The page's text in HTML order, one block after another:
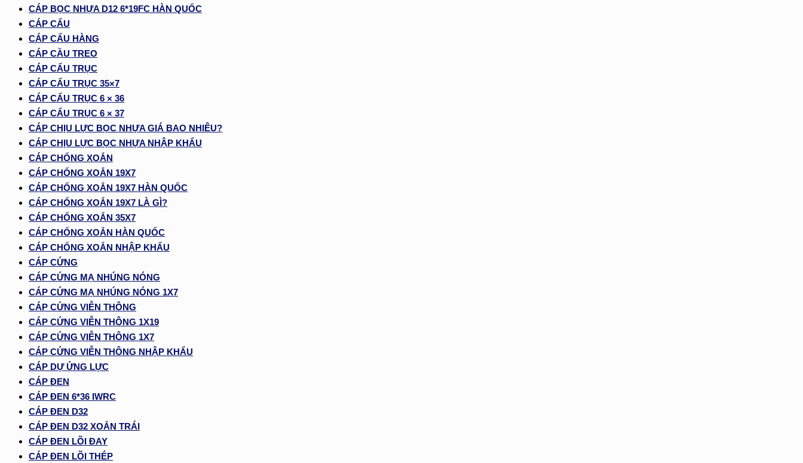
CÁP BỌC NHỰA D12 6*19FC HÀN QUỐC
CÁP CẨU
CÁP CẨU HÀNG
CÁP CẦU TREO
CÁP CẨU TRỤC
CÁP CẨU TRỤC 35×7
CÁP CẨU TRỤC 6 × 36
CÁP CẨU TRỤC 6 × 37
CÁP CHỊU LỰC BỌC NHỰA GIÁ BAO NHIÊU?
CÁP CHỊU LỰC BỌC NHỰA NHẬP KHẨU
CÁP CHỐNG XOẮN
CÁP CHỐNG XOẮN 19X7
CÁP CHỐNG XOẮN 19X7 HÀN QUỐC
CÁP CHỐNG XOẮN 19X7 LÀ GÌ?
CÁP CHỐNG XOẮN 35X7
CÁP CHỐNG XOẮN HÀN QUỐC
CÁP CHỐNG XOẮN NHẬP KHẨU
CÁP CỨNG
CÁP CỨNG MẠ NHÚNG NÓNG
CÁP CỨNG MẠ NHÚNG NÓNG 1X7
CÁP CỨNG VIỄN THÔNG
CÁP CỨNG VIỄN THÔNG 1X19
CÁP CỨNG VIỄN THÔNG 1X7
CÁP CỨNG VIỄN THÔNG NHẬP KHẨU
CÁP DỰ ỨNG LỰC
CÁP ĐEN
CÁP ĐEN 6*36 IWRC
CÁP ĐEN D32
CÁP ĐEN D32 XOẮN TRÁI
CÁP ĐEN LÕI ĐAY
CÁP ĐEN LÕI THÉP